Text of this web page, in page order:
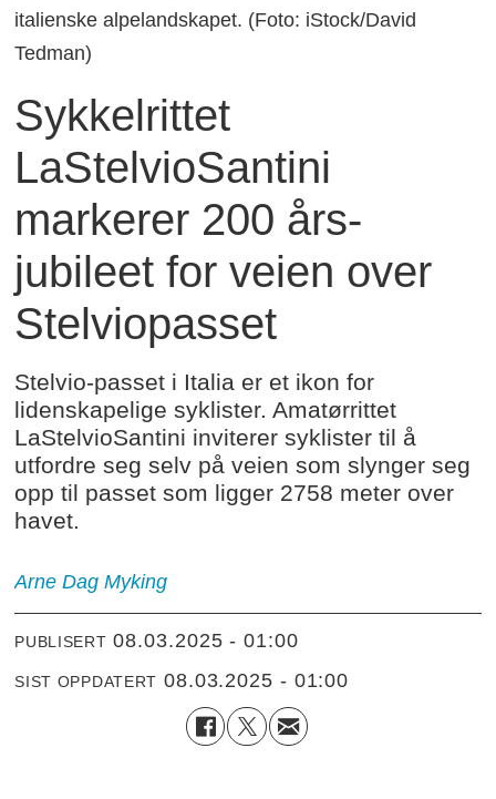
italienske alpelandskapet. (Foto: iStock/David
Tedman)
Sykkelrittet
LaStelvioSantini
markerer 200 års-
jubileet for veien over
Stelviopasset
Stelvio-passet i Italia er et ikon for
lidenskapelige syklister. Amatørrittet
LaStelvioSantini inviterer syklister til å
utfordre seg selv på veien som slynger seg
opp til passet som ligger 2758 meter over
havet.
Arne Dag Myking
PUBLISERT 08.03.2025 - 01:00
SIST OPPDATERT 08.03.2025 - 01:00